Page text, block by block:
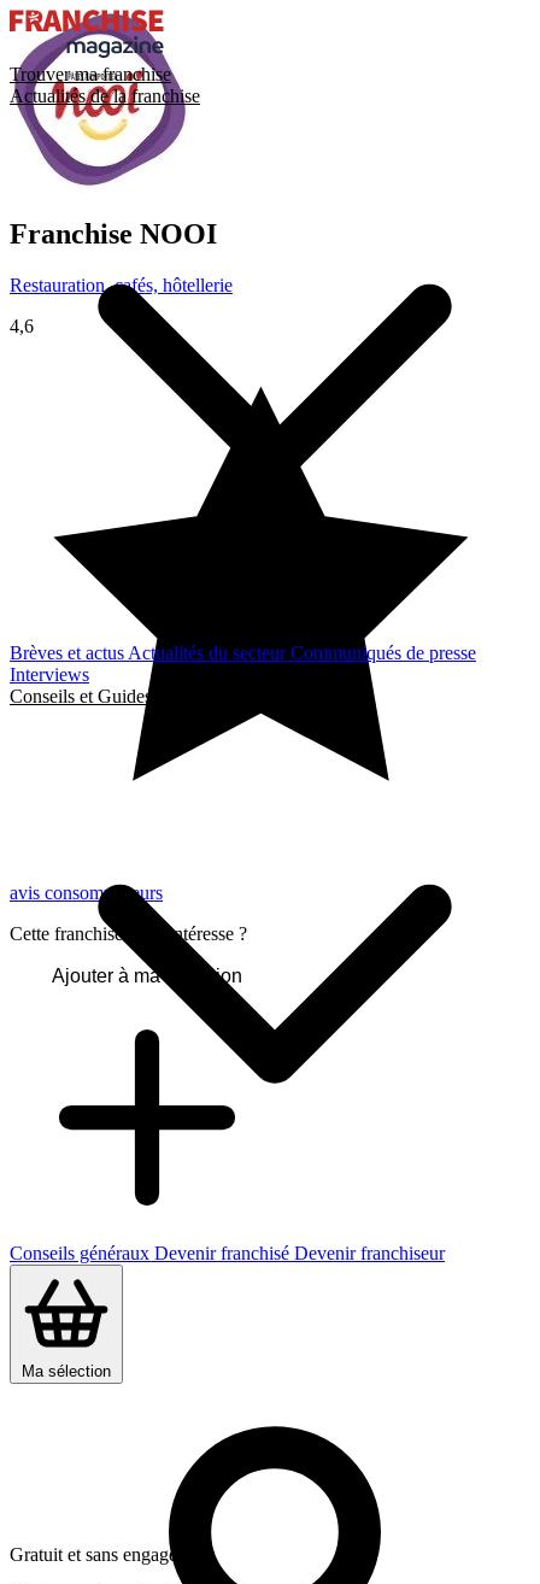
Trouver ma franchise
Actualités de la franchise
Brèves et actus Actualités du secteurCommuniqués de presse
Interviews
Conseils et Guides
Conseils généraux Devenir franchisé Devenir franchiseur
Ma sélection
Franchise NOOI
Restauration, cafés, hôtellerie
4,6
avis consommateurs
Cette franchise vous intéresse ?
Ajouter à ma sélection
Gratuit et sans engagement